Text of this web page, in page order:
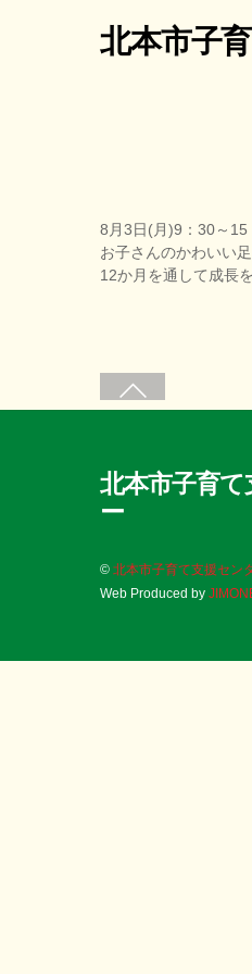
北本市子
8月3日(月)9：30～15
お子さんのかわいい
12か月を通して成長
北本市子育
ー
© 北本市子育て支援セン
Web Produced by